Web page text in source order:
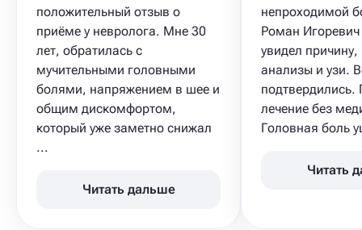
положительный отзыв о
приёме у невролога. Мне 30
лет, обратилась с
мучительными головными
болями, напряжением в шее и
общим дискомфортом,
который уже заметно снижал
...
Читать дальше
непроходимой
Роман Игоревич
увидел
анализы и узи.
подтвердились.
лечение без
Головная боль
Читать